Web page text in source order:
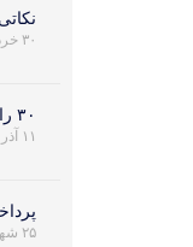
۳۰ خرداد ۱۳۹۳
۳۰ راه برای افزایش رزق و روزی
۱۱ آذر ۱۳۹۲
۲۵ شهریور ۱۳۹۳